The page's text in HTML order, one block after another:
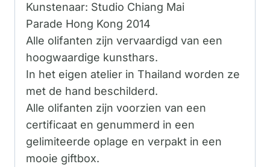
Kunstenaar: Studio Chiang Mai
Parade Hong Kong 2014
Alle olifanten zijn vervaardigd van een
hoogwaardige kunsthars.
In het eigen atelier in Thailand worden ze
met de hand beschilderd.
Alle olifanten zijn voorzien van een
certificaat en genummerd in een
gelimiteerde oplage en verpakt in een
mooie giftbox.